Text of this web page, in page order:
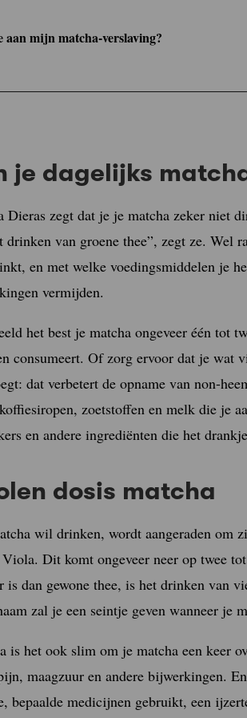
aan mijn matcha-verslaving?
je dagelijks
Dieras zegt dat je je matcha zeker niet
drinken van groene thee”, zegt ze. Wel
en met welke voedingsmiddelen je
vermijden.
het best je matcha ongeveer één tot
consumeert. Of zorg ervoor dat je
dat verbetert de opname van non-
zoetstoffen en melk die je
en andere ingrediënten die het
dosis matcha
wil drinken, wordt aangeraden om
Dit komt ongeveer neer op twee
is dan gewone thee, is het drinken van
zal je een seintje geven wanneer je
is het ook slim om je matcha een keer
maagzuur en andere bijwerkingen.
bepaalde medicijnen gebruikt, een